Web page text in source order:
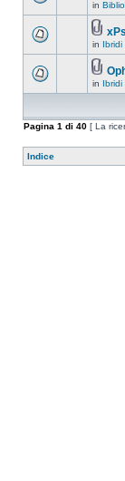
in
in Ibridi
in Ibridi
Pagina 1 di 40 [ La
Indice